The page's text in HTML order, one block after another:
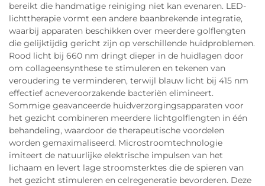
bereikt die handmatige reiniging niet kan evenaren. LED-
lichttherapie vormt een andere baanbrekende integratie,
waarbij apparaten beschikken over meerdere golflengten
die gelijktijdig gericht zijn op verschillende huidproblemen.
Rood licht bij 660 nm dringt dieper in de huidlagen door
om collageensynthese te stimuleren en tekenen van
veroudering te verminderen, terwijl blauw licht bij 415 nm
effectief acneveroorzakende bacteriën elimineert.
Sommige geavanceerde huidverzorgingsapparaten voor
het gezicht combineren meerdere lichtgolflengten in één
behandeling, waardoor de therapeutische voordelen
worden gemaximaliseerd. Microstroomtechnologie
imiteert de natuurlijke elektrische impulsen van het
lichaam en levert lage stroomsterktes die de spieren van
het gezicht stimuleren en celregeneratie bevorderen. Deze